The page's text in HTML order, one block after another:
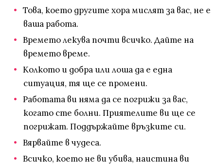
Това, което другите хора мислят за вас, не е
ваша работа.
Времето лекува почти всичко. Дайте на
времето време.
Колкото и добра или лоша да е една
ситуация, тя ще се промени.
Работата ви няма да се погрижи за вас,
когато сте болни. Приятелите ви ще се
погрижат. Поддържайте връзките си.
Вярвайте в чудеса.
Всичко, което не ви убива, наистина ви